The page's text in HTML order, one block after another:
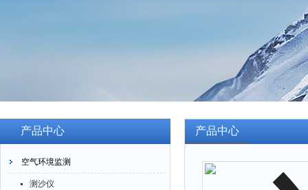
产品中心
空气环境监测
测沙仪
产品中心